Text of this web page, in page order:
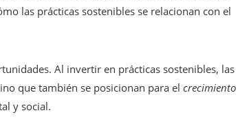
las prácticas sostenibles se relacionan con el
Al invertir en prácticas sostenibles, las
que también se posicionan para el crecimiento
y social.